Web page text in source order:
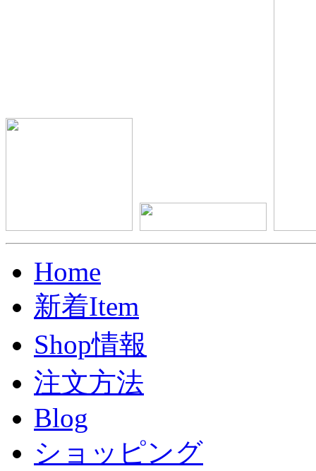
Home
新着Item
Shop情報
注文方法
Blog
ショッピング